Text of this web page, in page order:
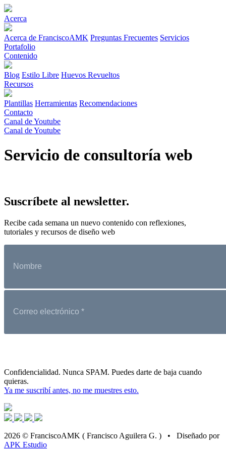
Acerca
Acerca de FranciscoAMK Preguntas Frecuentes Servicios
Portafolio
Contenido
Blog Estilo Libre Huevos Revueltos
Recursos
Plantillas Herramientas Recomendaciones
Contacto
Canal de Youtube
Canal de Youtube
Servicio de consultoría web
Suscríbete al newsletter.
Recibe cada semana un nuevo contenido con reflexiones,
tutoriales y recursos de diseño web
Confidencialidad. Nunca SPAM. Puedes darte de baja cuando
quieras.
Ya me suscribí antes, no me muestres esto.
2026 © FranciscoAMK ( Francisco Aguilera G. ) • Diseñado por
APK Estudio